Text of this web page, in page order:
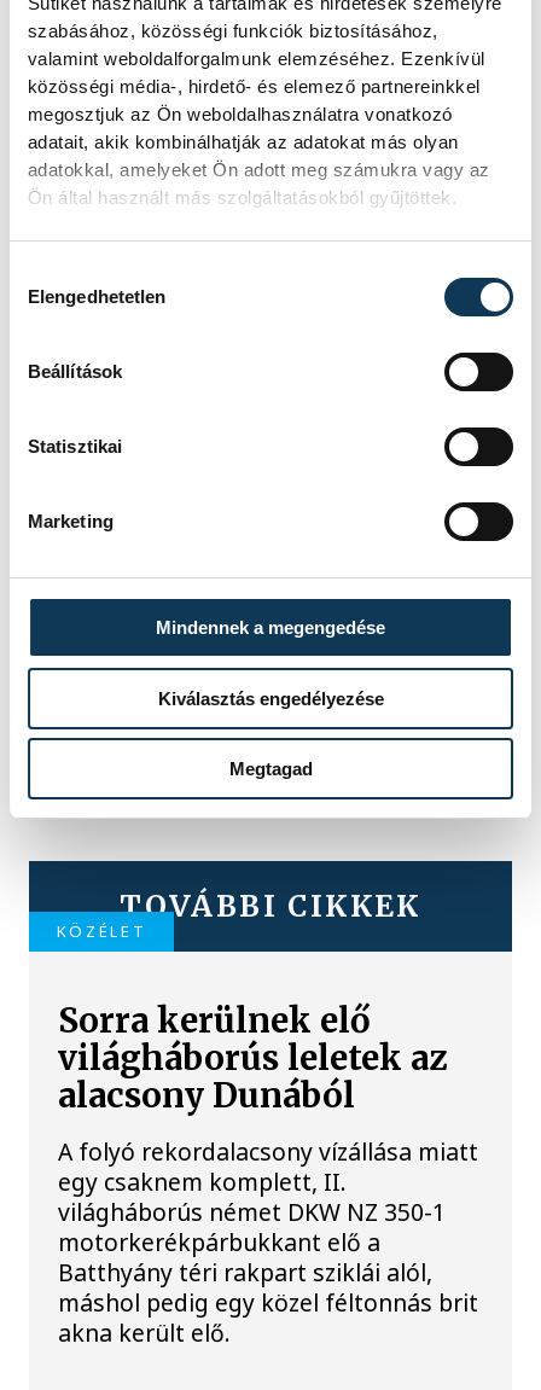
szabásához, közösségi funkciók biztosításához,
valamint weboldalforgalmunk elemzéséhez. Ezenkívül
közösségi média-, hirdető- és elemező partnereinkkel
megosztjuk az Ön weboldalhasználatra vonatkozó
adatait, akik kombinálhatják az adatokat más olyan
adatokkal, amelyeket Ön adott meg számukra vagy az
Ön által használt más szolgáltatásokból gyűjtöttek.
Elengedhetetlen
Beállítások
Statisztikai
Marketing
Mindennek a megengedése
Kiválasztás engedélyezése
Megtagad
TOVÁBBI CIKKEK
KÖZÉLET
Sorra kerülnek elő
világháborús leletek az
alacsony Dunából
A folyó rekordalacsony vízállása miatt
egy csaknem komplett, II.
világháborús német DKW NZ 350-1
motorkerékpárbukkant elő a
Batthyány téri rakpart sziklái alól,
máshol pedig egy közel féltonnás brit
akna került elő.